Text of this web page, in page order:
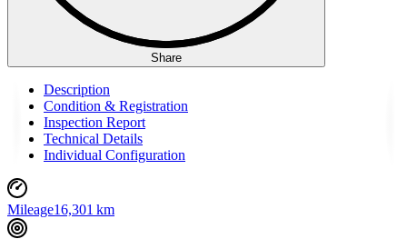
Share
Description
Condition & Registration
Inspection Report
Technical Details
Individual Configuration
Mileage16,301 km